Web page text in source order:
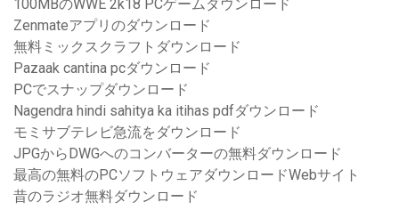
100MBのWWE 2k18 PCゲームダウンロード
Zenmateアプリのダウンロード
無料ミックスクラフトダウンロード
Pazaak cantina pcダウンロード
PCでスナップダウンロード
Nagendra hindi sahitya ka itihas pdfダウンロード
モミサブテレビ急流をダウンロード
JPGからDWGへのコンバーターの無料ダウンロード
最高の無料のPCソフトウェアダウンロードWebサイト
昔のラジオ無料ダウンロード